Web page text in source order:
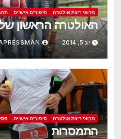
מרוצי ריצת אולטרה סיפורים אישיים
האולטרה הראשון
יונ 5, 2014
מרוצי ריצת אולטרה סיפורים אישיים
התמסרות